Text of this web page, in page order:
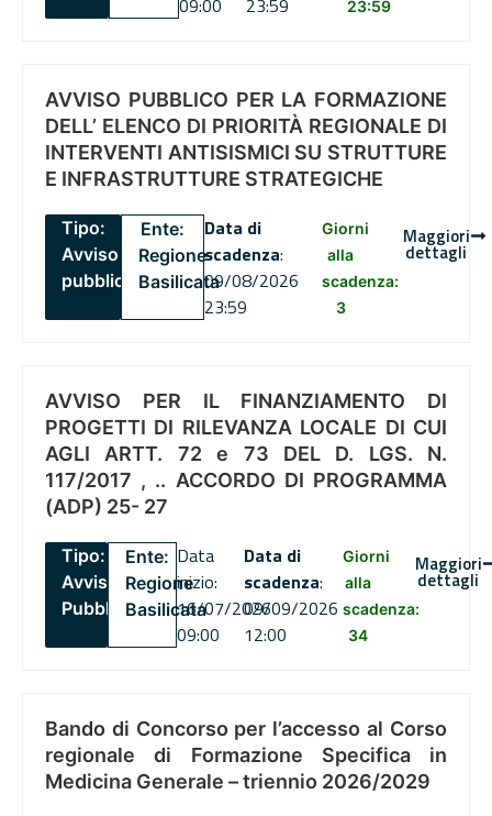
09:00 23:59 23:59
AVVISO PUBBLICO PER LA FORMAZIONE
DELL’ ELENCO DI PRIORITÀ REGIONALE DI
INTERVENTI ANTISISMICI SU STRUTTURE
E INFRASTRUTTURE STRATEGICHE
Tipo:
Avviso
pubblico
Ente:
Regione
Basilicata
Data di
scadenza:
09/08/2026
23:59
Giorni
alla
scadenza:
3
Maggiori
dettagli
AVVISO PER IL FINANZIAMENTO DI
PROGETTI DI RILEVANZA LOCALE DI CUI
AGLI ARTT. 72 e 73 DEL D. LGS. N.
117/2017 , .. ACCORDO DI PROGRAMMA
(ADP) 25- 27
Tipo:
Avviso
Pubblico
Ente:
Regione
Basilicata
Data
inizio:
16/07/2026
09:00
Data di
scadenza:
09/09/2026
12:00
Giorni
alla
scadenza:
34
Maggiori
dettagli
Bando di Concorso per l’accesso al Corso
regionale di Formazione Specifica in
Medicina Generale – triennio 2026/2029